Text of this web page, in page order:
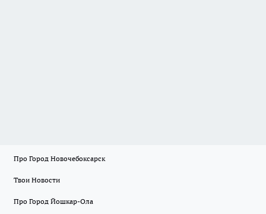
Про Город Новочебоксарск
Твои Новости
Про Город Йошкар-Ола